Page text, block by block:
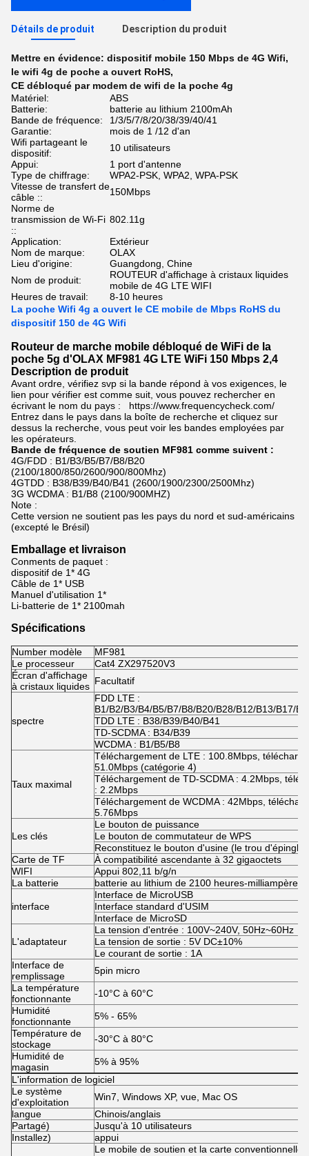
Détails de produit Description du produit
Mettre en évidence: dispositif mobile 150 Mbps de 4G Wifi,
le wifi 4g de poche a ouvert RoHS,
CE débloqué par modem de wifi de la poche 4g
Matériel:
ABS
Batterie:
batterie au lithium 2100mAh
Bande de fréquence:
1/3/5/7/8/20/38/39/40/41
Garantie:
mois de 1 /12 d'an
Wifi partageant le
dispositif:
10 utilisateurs
Appui:
1 port d'antenne
Type de chiffrage:
WPA2-PSK, WPA2, WPA-PSK
Vitesse de transfert de
câble ::
150Mbps
Norme de
transmission de Wi-Fi
::
802.11g
Application:
Extérieur
Nom de marque:
OLAX
Lieu d'origine:
Guangdong, Chine
Nom de produit:
ROUTEUR d'affichage à cristaux liquides
mobile de 4G LTE WIFI
Heures de travail:
8-10 heures
La poche Wifi 4g a ouvert le CE mobile de Mbps RoHS du
dispositif 150 de 4G Wifi
Routeur de marche mobile débloqué de WiFi de la
poche 5g d'OLAX MF981 4G LTE WiFi 150 Mbps 2,4
Description de produit
Avant ordre, vérifiez svp si la bande répond à vos exigences, le
lien pour vérifier est comme suit, vous pouvez rechercher en
écrivant le nom du pays : https://www.frequencycheck.com/
Entrez dans le pays dans la boîte de recherche et cliquez sur
dessus la recherche, vous peut voir les bandes employées par
les opérateurs.
Bande de fréquence de soutien MF981 comme suivent :
4G/FDD : B1/B3/B5/B7/B8/B20
(2100/1800/850/2600/900/800Mhz)
4GTDD : B38/B39/B40/B41 (2600/1900/2300/2500Mhz)
3G WCDMA : B1/B8 (2100/900MHZ)
Note :
Cette version ne soutient pas les pays du nord et sud-américains
(excepté le Brésil)
Emballage et livraison
Conments de paquet :
dispositif de 1* 4G
Câble de 1* USB
Manuel d'utilisation 1*
Li-batterie de 1* 2100mah
Spécifications
Number modèle
MF981
Le processeur
Cat4 ZX297520V3
Écran d'affichage
à cristaux liquides Facultatif
spectre
FDD LTE :
B1/B2/B3/B4/B5/B7/B8/B20/B28/B12/B13/B17/
TDD LTE : B38/B39/B40/B41
TD-SCDMA : B34/B39
WCDMA : B1/B5/B8
Taux maximal
Téléchargement de LTE : 100.8Mbps,
51.0Mbps (catégorie 4)
Téléchargement de TD-SCDMA : 4.2Mbps,
: 2.2Mbps
Téléchargement de WCDMA : 42Mbps,
5.76Mbps
Les clés
Le bouton de puissance
Le bouton de commutateur de WPS
Reconstituez le bouton d'usine (le trou d'épingle)
Carte de TF
À compatibilité ascendante à 32 gigaoctets
WIFI
Appui 802,11 b/g/n
La batterie
batterie au lithium de 2100 heures-milliampère
interface
Interface de MicroUSB
Interface standard d'USIM
Interface de MicroSD
L'adaptateur
La tension d'entrée : 100V~240V, 50Hz~60Hz
La tension de sortie : 5V DC±10%
Le courant de sortie : 1A
Interface de
remplissage
5pin micro
La température
fonctionnante
-10°C à 60°C
Humidité
fonctionnante
5% - 65%
Température de
stockage
-30°C à 80°C
Humidité de
magasin
5% à 95%
L'information de logiciel
Le système
d'exploitation
Win7, Windows XP, vue, Mac OS
langue
Chinois/anglais
Partagé)
Jusqu'à 10 utilisateurs
Installez)
appui
Le mobile de soutien et la carte conventionnelle